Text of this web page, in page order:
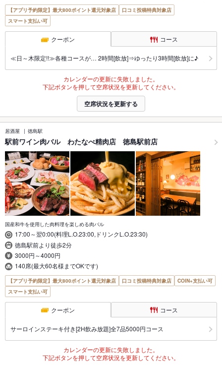
【アプリ予約限定】最大800ポイント還元対象店
口コミ投稿特典対象店
スマート支払い可
クーポン コース
≪日～木限定!!≫各種コースが… 2時間[飲放]⇒ゆったり3時間[飲放]に♪
カレンダーの更新に失敗しました。
下記ボタンを押して空席状況を更新してください。
空席状況を更新する
居酒屋 徳島駅
駅前ワイン肉バル わたなべ精肉店 徳島駅前店
国産和牛を使用した肉料理を楽しめる肉バル
17:00～翌0:00(料理L.O.23:00,ドリンクL.O.23:30)
徳島駅前より徒歩2分
3000円～4000円
140席(最大60名様までOKです)
【アプリ予約限定】最大800ポイント還元対象店 口コミ投稿特典対象店
COIN+支払い可
スマート支払い可
クーポン コース
サーロインステーキ付き[2H飲み放題]全7品5000円コース
カレンダーの更新に失敗しました。
下記ボタンを押して空席状況を更新してください。